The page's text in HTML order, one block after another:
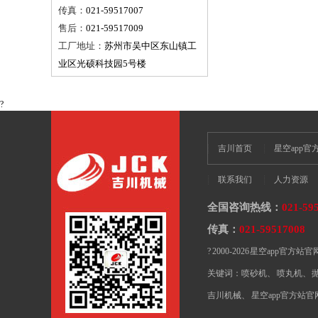
传真： 021-59517007
售后： 021-59517009
工厂地址： 苏州市吴中区东山镇工
业区光硕科技园5号楼
?
吉川首页 星空app官
联系我们 人力资源
全国咨询热线： 021-
传真： 021-59517008
? 2000-2026 星空app官方
关键词： 喷砂机、 喷丸机、
吉川机械、 星空app官方站